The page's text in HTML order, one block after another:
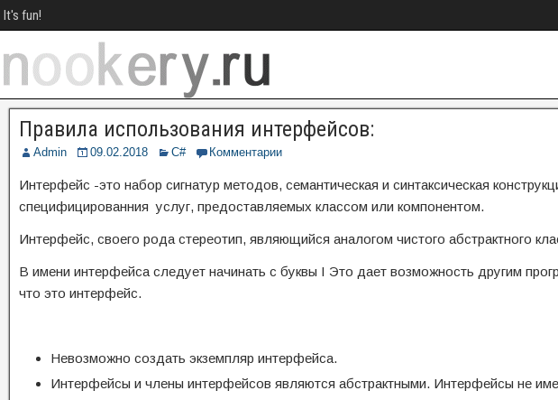
It's fun!
Правила использования интерфейсов:
Admin 09.02.2018 C# Комментарии
Интерфейс -это набор сигнатур методов, семантическая и синтаксическая
специфицированния услуг, предоставляемых классом или компонентом.
Интерфейс, своего рода стереотип, являющийся аналогом чистого абстрактного
В имени интерфейса следует начинать с буквы I Это дает возможность другим
что это интерфейс.
Невозможно создать экземпляр интерфейса.
Интерфейсы и члены интерфейсов являются абстрактными. Интерфейсы не